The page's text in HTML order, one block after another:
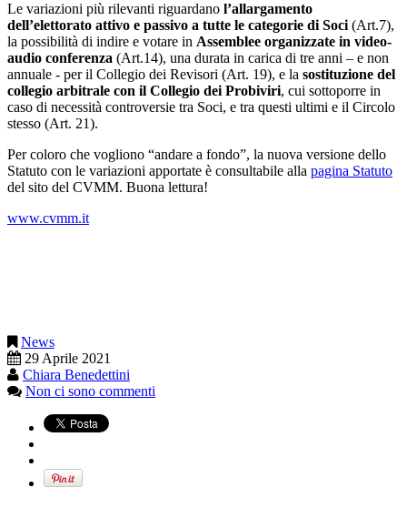
Le variazioni più rilevanti riguardano l’allargamento
dell’elettorato attivo e passivo a tutte le categorie di Soci (Art.7),
la possibilità di indire e votare in Assemblee organizzate in video-
audio conferenza (Art.14), una durata in carica di tre anni – e non
annuale - per il Collegio dei Revisori (Art. 19), e la sostituzione del
collegio arbitrale con il Collegio dei Probiviri, cui sottoporre in
caso di necessità controversie tra Soci, e tra questi ultimi e il Circolo
stesso (Art. 21).
Per coloro che vogliono “andare a fondo”, la nuova versione dello
Statuto con le variazioni apportate è consultabile alla pagina Statuto
del sito del CVMM. Buona lettura!
www.cvmm.it
News
29 Aprile 2021
Chiara Benedettini
Non ci sono commenti